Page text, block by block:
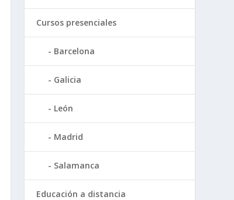
Cursos presenciales
Barcelona
Galicia
León
Madrid
Salamanca
Educación a distancia